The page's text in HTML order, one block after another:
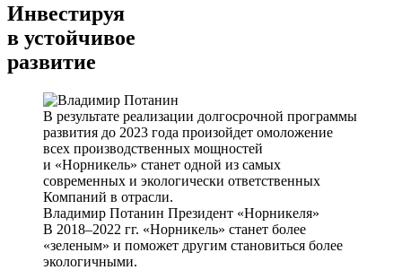
Инвестируя
в устойчивое
развитие
В результате реализации долгосрочной программы
развития до 2023 года произойдет омоложение
всех производственных мощностей
и «Норникель» станет одной из самых
современных и экологически ответственных
Компаний в отрасли.
Владимир Потанин Президент «Норникеля»
В 2018–2022 гг. «Норникель» станет более
«зеленым» и поможет другим становиться более
экологичными.